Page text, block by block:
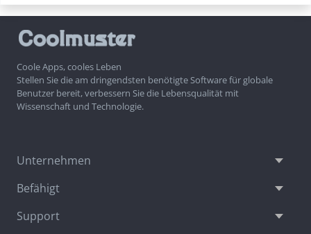
Coole Apps, cooles Leben
Stellen Sie die am dringendsten benötigte Software für globale
Benutzer bereit, verbessern Sie die Lebensqualität mit
Wissenschaft und Technologie.
Unternehmen
Befähigt
Support